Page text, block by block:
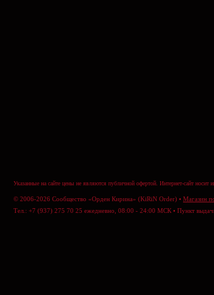
Указанные на сайте цены не являются публичной офертой. Интернет-сайт
© 2006-2026 Сообщество «Орден Кирина» (KiRiN Order) • Магазин
Тел.: +7 (937) 275 70 25 ежедневно, 08:00 - 24:00 МСК • Пункт